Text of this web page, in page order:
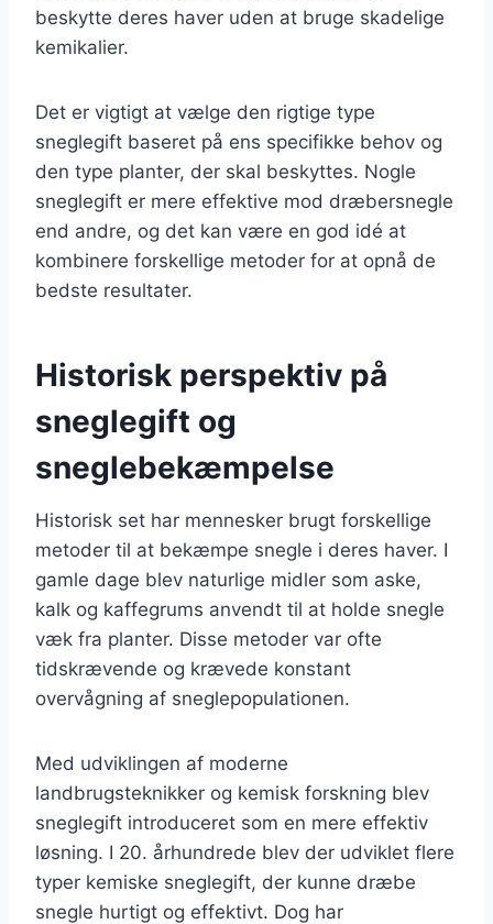
beskytte deres haver uden at bruge skadelige
kemikalier.
Det er vigtigt at vælge den rigtige type
sneglegift baseret på ens specifikke behov og
den type planter, der skal beskyttes. Nogle
sneglegift er mere effektive mod dræbersnegle
end andre, og det kan være en god idé at
kombinere forskellige metoder for at opnå de
bedste resultater.
Historisk perspektiv på
sneglegift og
sneglebekæmpelse
Historisk set har mennesker brugt forskellige
metoder til at bekæmpe snegle i deres haver. I
gamle dage blev naturlige midler som aske,
kalk og kaffegrums anvendt til at holde snegle
væk fra planter. Disse metoder var ofte
tidskrævende og krævede konstant
overvågning af sneglepopulationen.
Med udviklingen af moderne
landbrugsteknikker og kemisk forskning blev
sneglegift introduceret som en mere effektiv
løsning. I 20. århundrede blev der udviklet flere
typer kemiske sneglegift, der kunne dræbe
snegle hurtigt og effektivt. Dog har